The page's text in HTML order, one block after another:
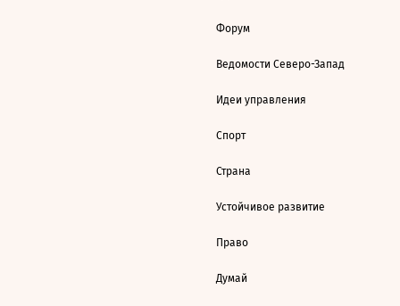
Форум
Ведомости Северо-Запад
Идеи управления
Спорт
Страна
Устойчивое развитие
Право
Думай